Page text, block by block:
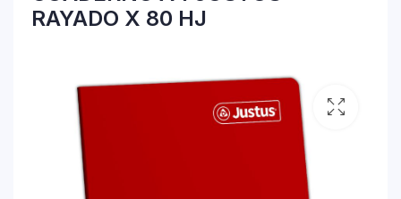
RAYADO X 80 HJ